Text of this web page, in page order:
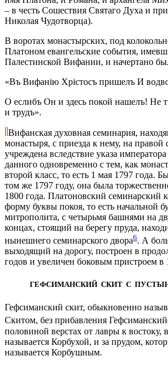
– в честь Сошествия Святаго Духа и
Николая Чудотворца).
В воротах монастырских, под
Платоном евангельские события,
Палестинской Вифании, и начертано
«Въ Вифанiю Хрiстосъ пришелъ И
О еслибъ Он и здесь покой нашелъ! Не
и трудъ».
Вифанская духовная семинария,
монастыря, с приезда к нему, на правой
учреждена вследствие указа
данного одновременно с тем, как
второй класс, то есть 1 мая 1797 года.
том же 1797 году, она была
1800 года. Платоновский семинарский
форму буквы покоя, то есть начальной
митрополита, с четырьмя башнями на
концах, стоящий на берегу пруда,
нынешнего семинарского двора6. А
выходящий на дорогу, построен в
годов и увеличен боковым пристроем в
ГЕФСИМАНСКИЙ СКИТ С
Гефсиманский скит, обыкновенно
Скитом, без прибавления Гефсиманский
половиной верстах от лавры к востоку,
называется Корбухой, и за прудом,
называется Корбушным.